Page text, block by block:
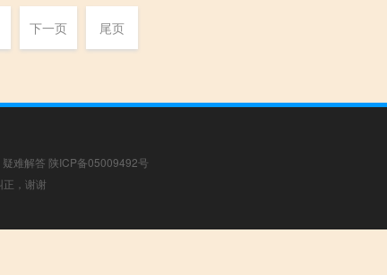
下一页 尾页
疑难解答 陕ICP备05009492号
，谢谢